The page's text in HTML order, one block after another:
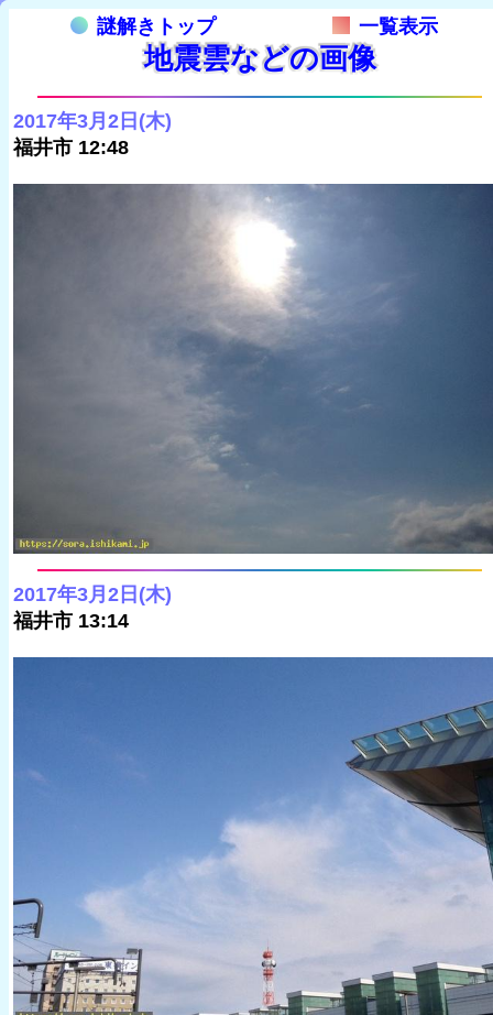
謎解きトップ 一覧表示
地震雲などの画像
2017年3月2日(木)
福井市 12:48
2017年3月2日(木)
福井市 13:14